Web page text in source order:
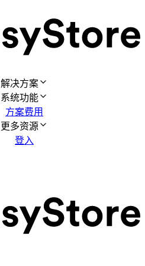
解决方案
系统功能
方案费用
更多资源
登入